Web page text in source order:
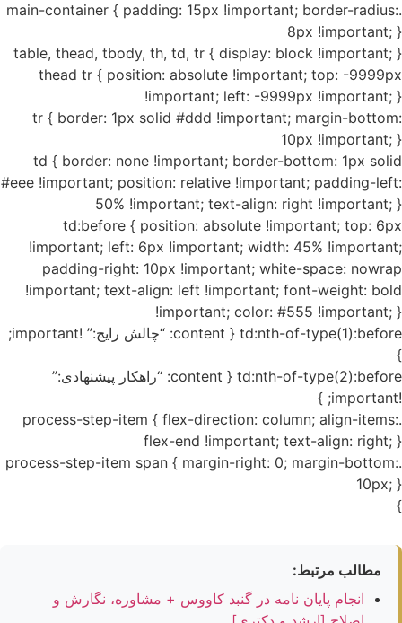
.main-container { padding: 15px !important; border-radius:
8px !important; }
table, thead, tbody, th, td, tr { display: block !important; }
thead tr { position: absolute !important; top: -9999px
!important; left: -9999px !important; }
tr { border: 1px solid #ddd !important; margin-bottom:
10px !important; }
td { border: none !important; border-bottom: 1px solid
#eee !important; position: relative !important; padding-left:
50% !important; text-align: right !important; }
td:before { position: absolute !important; top: 6px
!important; left: 6px !important; width: 45% !important;
padding-right: 10px !important; white-space: nowrap
!important; text-align: left !important; font-weight: bold
!important; color: #555 !important; }
td:nth-of-type(1):before { content: “چالش رایج:” !important;
}
td:nth-of-type(2):before { content: “راهکار پیشنهادی:”
!important; }
.process-step-item { flex-direction: column; align-items:
flex-end !important; text-align: right; }
.process-step-item span { margin-right: 0; margin-bottom:
10px; }
}
مطالب مرتبط:
انجام پایان نامه در گنبد کاووس + مشاوره، نگارش و